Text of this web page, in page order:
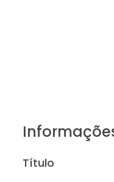
Título